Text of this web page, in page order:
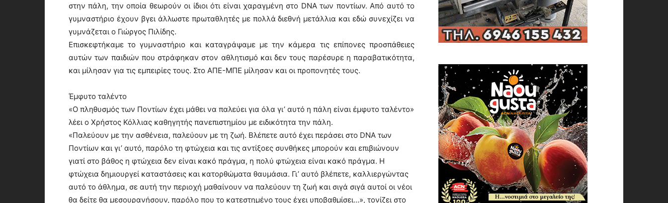
στην πάλη, την οποία θεωρούν οι ίδιοι ότι είναι χαραγμένη στο DNA των ποντίων. Από αυτό το
γυμναστήριο έχουν βγει άλλωστε πρωταθλητές με πολλά διεθνή μετάλλια και εδώ συνεχίζει να
γυμνάζεται ο Γιώργος Πιλίδης.
Επισκεφτήκαμε το γυμναστήριο και καταγράψαμε με την κάμερα τις επίπονες προσπάθειες
αυτών των παιδιών που στράφηκαν στον αθλητισμό και δεν τους παρέσυρε η παραβατικότητα,
και μίλησαν για τις εμπειρίες τους. Στο ΑΠΕ-ΜΠΕ μίλησαν και οι προπονητές τους.
Έμφυτο ταλέντο
«Ο πληθυσμός των Ποντίων έχει μάθει να παλεύει για όλα γι’ αυτό η πάλη είναι έμφυτο ταλέντο»
λέει ο Χρήστος Κόλλιας καθηγητής πανεπιστημίου με ειδικότητα την πάλη.
«Παλεύουν με την ασθένεια, παλεύουν με τη ζωή. Βλέπετε αυτό έχει περάσει στο DNA των
Ποντίων και γι’ αυτό, παρόλο τη φτώχεια και τις αντίξοες συνθήκες μπορούν και επιβιώνουν
γιατί στο βάθος η φτώχεια δεν είναι κακό πράγμα, η πολύ φτώχεια είναι κακό πράγμα. Η
φτώχεια δημιουργεί καταστάσεις και κατορθώματα θαυμάσια. Γι’ αυτό βλέπετε, καλλιεργώντας
αυτό το άθλημα, σε αυτή την περιοχή μαθαίνουν να παλεύουν τη ζωή και σιγά σιγά αυτοί οι νέοι
θα δείτε θα μεσουρανήσουν, παρόλο που το κατεστημένο τους έχει υποβαθμίσει…», τονίζει στο